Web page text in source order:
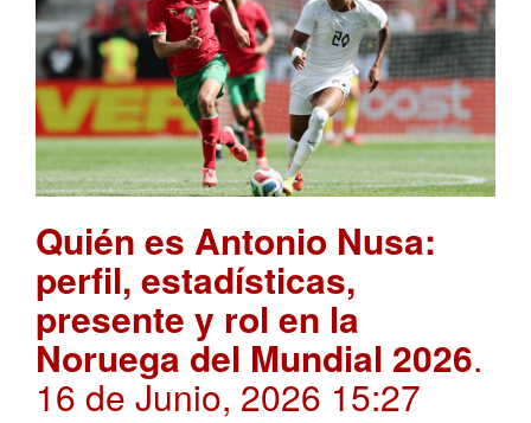
Quién es Antonio Nusa:
perfil, estadísticas,
presente y rol en la
Noruega del Mundial 2026.
16 de Junio, 2026 15:27